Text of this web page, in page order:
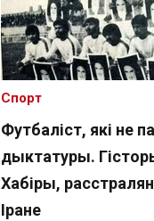
Футбаліст, які не
дыктатуры.
Хабіры,
Іране
Спорт